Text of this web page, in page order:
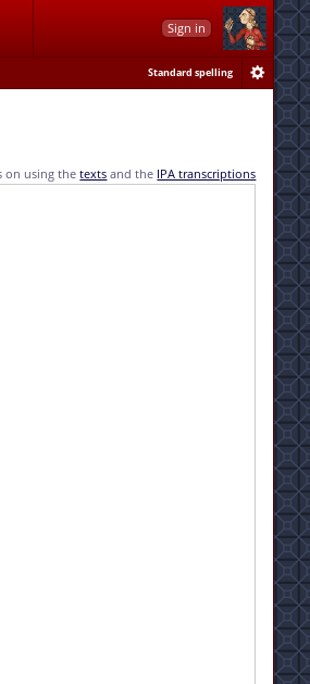
Sign in
Standard spelling
on using thetexts and the IPA transcriptions